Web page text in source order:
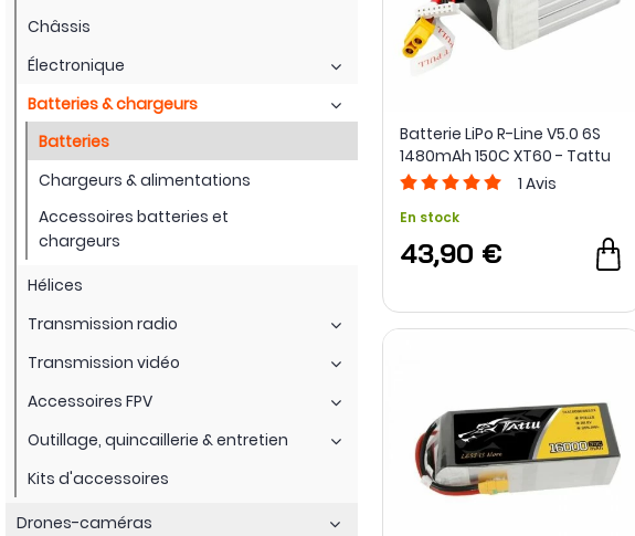
Châssis
Électronique
Batteries & chargeurs
Batteries
Chargeurs & alimentations
Accessoires batteries et
chargeurs
Hélices
Transmission radio
Transmission vidéo
Accessoires FPV
Outillage, quincaillerie & entretien
Kits d'accessoires
Drones-caméras
Batterie LiPo R-Line V5.0 6S
1480mAh 150C XT60 - Tattu
1 Avis
En stock
43,90 €